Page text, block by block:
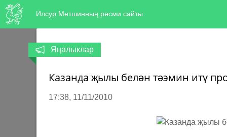
Илсур Метшинның рәсми сайты
Яңалыклар
Казанда җылы белән тәэмин итү
17:38 11/11/2010